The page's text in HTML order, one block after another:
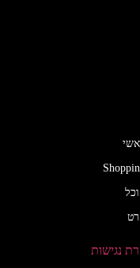
נגישות